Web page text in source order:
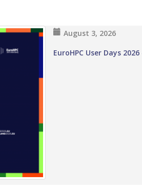
August 3, 2026
EuroHPC User Days